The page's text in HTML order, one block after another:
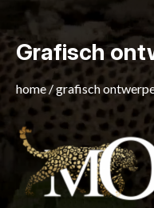
Grafisch
home/grafisch